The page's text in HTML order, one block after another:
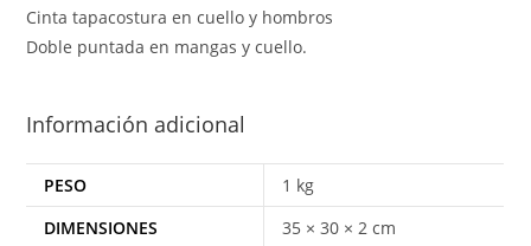
Cinta tapacostura en cuello y hombros
Doble puntada en mangas y cuello.
Información adicional
PESO
1 kg
DIMENSIONES
35 × 30 × 2 cm